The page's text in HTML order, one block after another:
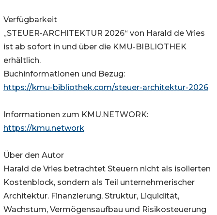
Verfügbarkeit
„STEUER-ARCHITEKTUR 2026“ von Harald de Vries
ist ab sofort in und über die KMU-BIBLIOTHEK
erhältlich.
Buchinformationen und Bezug:
https://kmu-bibliothek.com/steuer-architektur-2026
Informationen zum KMU.NETWORK:
https://kmu.network
Über den Autor
Harald de Vries betrachtet Steuern nicht als isolierten
Kostenblock, sondern als Teil unternehmerischer
Architektur. Finanzierung, Struktur, Liquidität,
Wachstum, Vermögensaufbau und Risikosteuerung